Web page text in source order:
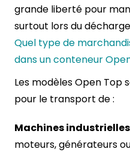
grande liberté pour
surtout lors du
Quel type de
dans un conteneur
Les modèles Open Top
pour le transport de :
Machines
moteurs, générateurs